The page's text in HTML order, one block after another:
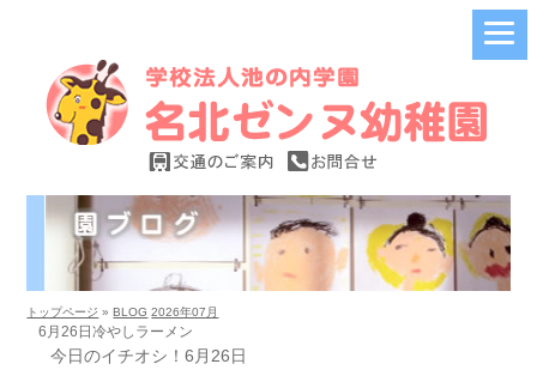
トップページ »BLOG 2026年07月
6月26日冷やしラーメン
今日のイチオシ！6月26日